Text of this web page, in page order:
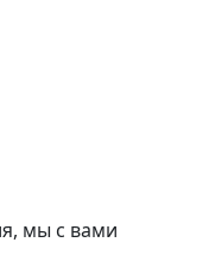
мы с вами